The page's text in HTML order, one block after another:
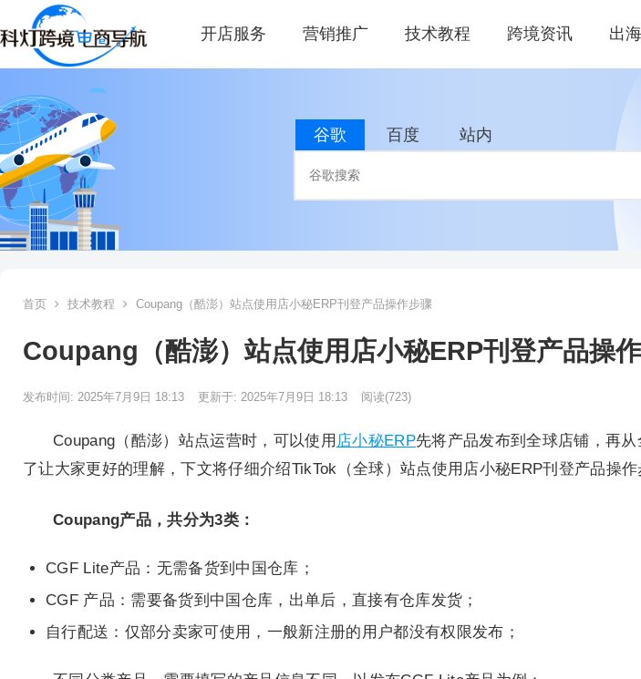
开店服务 营销推广 技术教程 跨境资讯 出
谷歌 百度 站内
首页 技术教程 Coupang（酷澎）站点使用店小秘ERP刊登产品操作步骤
Coupang（酷澎）站点使用店小秘ERP刊登产品操
发布时间: 2025年7月9日 18:13 更新于: 2025年7月9日 18:13 阅读(723)
Coupang（酷澎）站点运营时，可以使用 店小秘ERP先将产品发布到全球店铺，再
了让大家更好的理解，下文将仔细介绍TikTok（全球）站点使用店小秘ERP刊登产品操作
Coupang产品，共分为3类：
CGF Lite产品：无需备货到中国仓库；
CGF 产品：需要备货到中国仓库，出单后，直接有仓库发货；
自行配送：仅部分卖家可使用，一般新注册的用户都没有权限发布；